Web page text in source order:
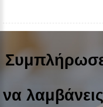
Συμπλήρωσε
να